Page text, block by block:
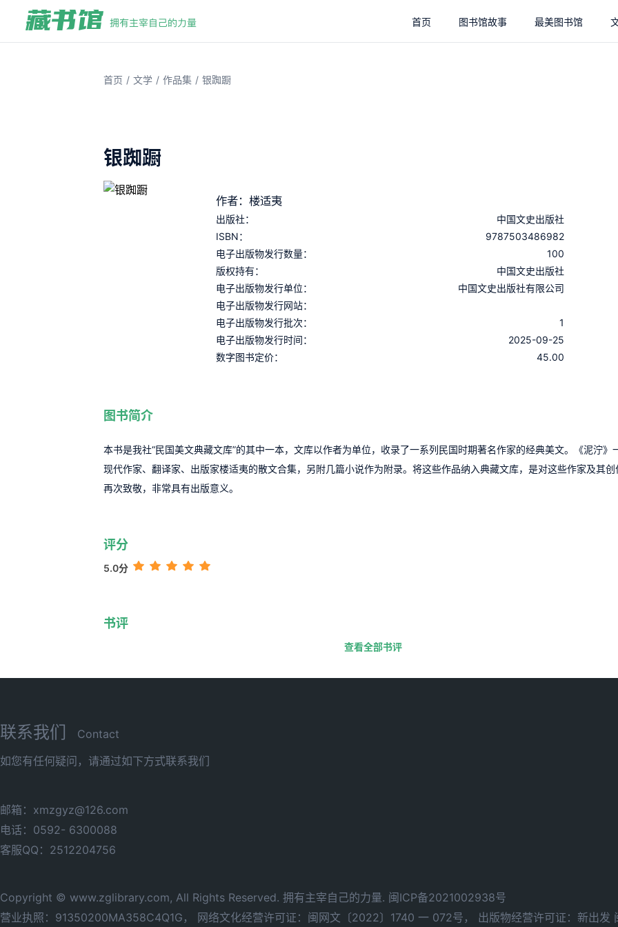
首页 图书馆故事 最美图书馆
首页 / 文学 / 作品集 / 银踟蹰
银踟蹰
作者：楼适夷
出版社：
中国文史出版社
ISBN：
9787503486982
电子出版物发行数量：
100
版权持有：
中国文史出版社
电子出版物发行单位：
中国文史出版社有限公司
电子出版物发行网站：
电子出版物发行批次：
1
电子出版物发行时间：
2025-09-25
数字图书定价：
45.00
图书简介
本书是我社“民国美文典藏文库”的其中一本，文库以作者为单位，收录了一系列民国时期著名作家的经典美文。《泥泞》
现代作家、翻译家、出版家楼适夷的散文合集，另附几篇小说作为附录。将这些作品纳入典藏文库，是对这些作家及其创
再次致敬，非常具有出版意义。
评分
5.0分
书评
查看全部书评
联系我们
Contact
如您有任何疑问，请通过如下方式联系我们
邮箱：xmzgyz@126.com
电话：0592- 6300088
客服QQ：2512204756
Copyright © www.zglibrary.com, All Rights Reserved. 拥有主宰自己的力量. 闽ICP备2021002938号
营业执照：91350200MA358C4Q1G，
网络文化经营许可证：闽网文〔2022〕1740 一 072号，
出版物经营许可证：新出发